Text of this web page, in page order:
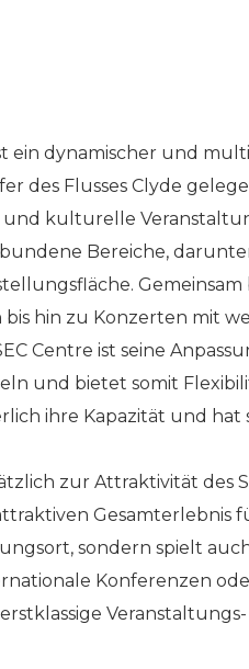
ein dynamischer und
des Flusses Clyde
kulturelle
Bereiche,
hin zu Konzerten mit
Centre ist seine
und bietet somit
ihre Kapazität und
zur Attraktivität des
Gesamterlebnis
sondern spielt
Konferenzen